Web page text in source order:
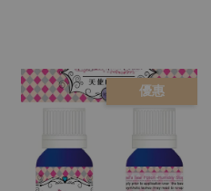
優惠